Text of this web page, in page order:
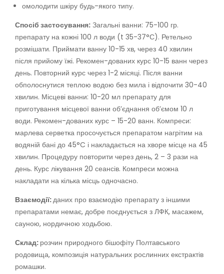
омолодити шкіру будь-якого типу.
Спосіб застосування: Загальні ванни: 75-100 гр.
препарату на кожні 100 л води (t 35-37°С). Ретельно
розмішати. Приймати ванну 10-15 хв, через 40 хвилин
після прийому їжі. Рекомен-дованих курс 10-15 ванн через
день. Повторний курс через 1-2 місяці. Після ванни
обполоснутися теплою водою без мила і відпочити 30-40
хвилин. Місцеві ванни: 10-20 мл препарату для
приготування місцевої ванни об’єднання об’ємом 10 л
води. Рекомен-дованих курс – 15-20 ванн. Компреси:
марлева серветка просочується препаратом нагрітим на
водяній бані до 45°C і накладається на хворе місце на 45
хвилин. Процедуру повторити через день, 2 – 3 рази на
день. Курс лікування 20 сеансів. Компреси можна
накладати на кілька місць одночасно.
Взаємодії:даних про взаємодію препарату з іншими
препаратами немає, добре поєднується з ЛФК, масажем,
сауною, нордичною ходьбою.
Склад: розчин природного бішофіту Полтавського
родовища, композиція натуральних рослинних екстрактів
ромашки.